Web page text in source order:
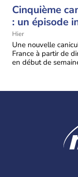
Cinquième
: un épisode
durable et
semaine
Hier
Une nouvelle
France à partir de
en début de